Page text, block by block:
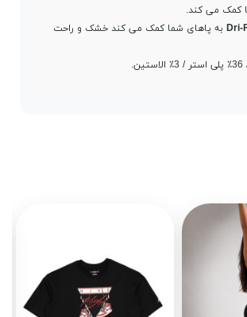
کمک می کند.
Dri- به پاهای شما کمک می کند خشک و راحت